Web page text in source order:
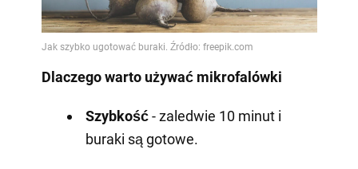
Dlaczego warto używać mikrofalówki
Szybkość- zaledwie 10 minut i
buraki są gotowe.